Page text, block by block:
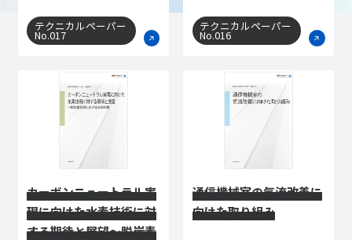
テクニカルペーパー
No.017
テクニカルペーパー
No.016
カーボンニュートラル実
現に向けた水素技術に対
する期待と展望～脱炭素
通信機械室の気流改善に
向けた取り組み